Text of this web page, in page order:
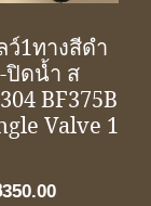
1ทางสีดำ
ปิดน้ำ ส
BF375B
Valve 1
350.00Current